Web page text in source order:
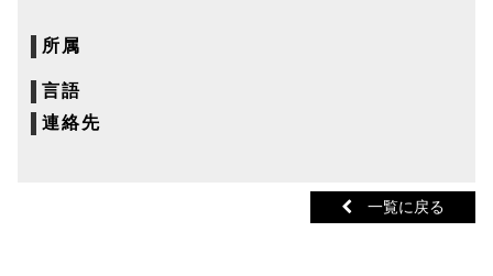
所属
言語
連絡先
一覧に戻る